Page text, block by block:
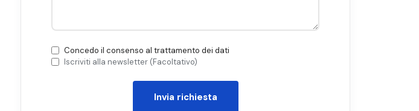
Concedo il consenso al trattamento dei dati
Iscriviti alla newsletter (Facoltativo)
Invia richiesta